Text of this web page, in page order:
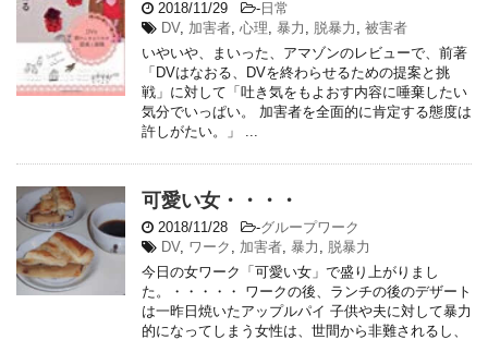
2018/11/29 - 日常
DV, 加害者, 心理, 暴力 , 脱暴力 , 被害者
いやいや、まいった、アマゾンのレビューで、前著
「DVはなおる、DVを終わらせるための提案と挑
戦」に対して「吐き気をもよおす内容に唾棄したい
気分でいっぱい。 加害者を全面的に肯定する態度は
許しがたい。」 ...
可愛い女・・・・
2018/11/28 -グループワーク
DV, ワーク , 加害者, 暴力 , 脱暴力
今日の女ワーク「可愛い女」で盛り上がりまし
た。・・・・・ ワークの後、ランチの後のデザート
は一昨日焼いたアップルパイ 子供や夫に対して暴力
的になってしまう女性は、世間から非難されるし、